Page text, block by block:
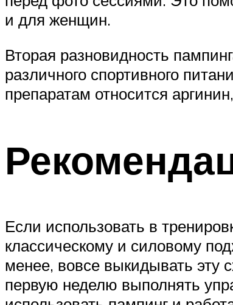
и для женщин.
Вторая разновидность
различного спортивного
препаратам относится
Если использовать в
классическому и силовому
менее, вовсе выкидывать эту
первую неделю выполнять